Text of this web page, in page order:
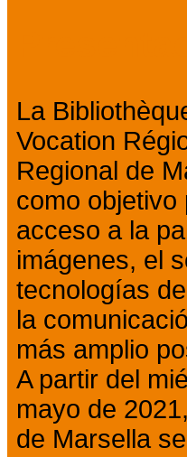
La
Vocation
Regional de
como objetivo
acceso a la
imágenes, el
tecnologías
la
más amplio
A partir del
mayo de
de Marsella